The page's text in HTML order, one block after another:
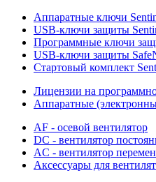
Аппаратные ключи
USB-ключи защиты
Программные ключи
USB-ключи защиты
Стартовый комплект
Лицензии на
Аппаратные
AF - осевой вентилятор
DC - вентилятор
AC - вентилятор
Аксессуары для